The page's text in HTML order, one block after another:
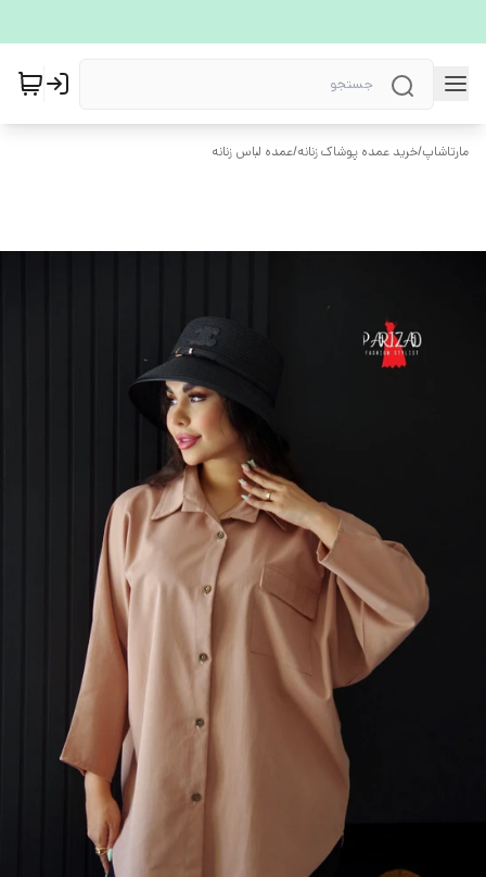
مارتاشاپ/خرید عمده پوشاک زنانه/عمده لباس زنانه